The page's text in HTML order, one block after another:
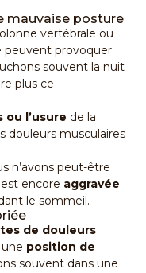
mauvaise posture
vertébrale ou
peuvent provoquer
souvent la nuit
plus ce
l’usure de la
douleurs musculaires
n’avons peut-être
encore aggravée
le sommeil.
de douleurs
position de
souvent dans une